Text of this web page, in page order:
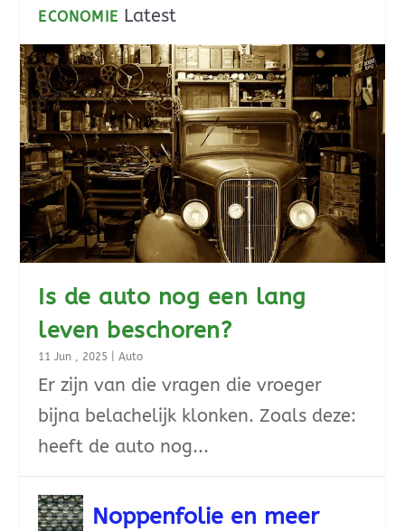
ECONOMIE Latest
Is de auto nog een lang
leven beschoren?
11 Jun , 2025 |Auto
Er zijn van die vragen die vroeger
bijna belachelijk klonken. Zoals deze:
heeft de auto nog...
Noppenfolie en meer